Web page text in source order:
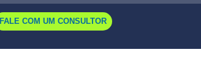
FALE COM UM CONSULTOR